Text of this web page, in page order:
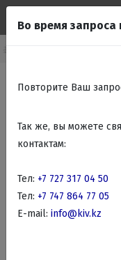
Во время
Повторите Ваш
Так же, вы можете
контактам:
Тел: +7 727 317 04 50
Тел: +7 747 864 77 05
E-mail: info@kiv.kz